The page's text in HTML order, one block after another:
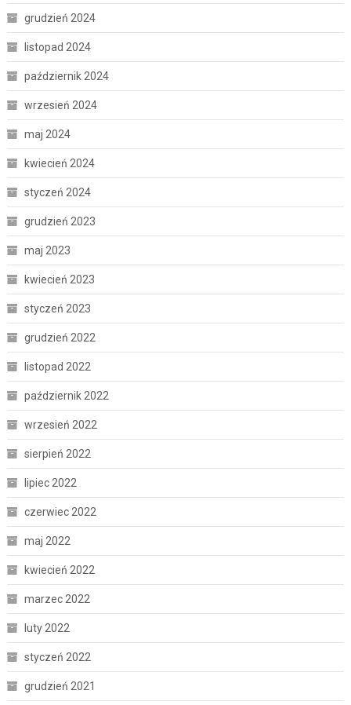
grudzień 2024
listopad 2024
październik 2024
wrzesień 2024
maj 2024
kwiecień 2024
styczeń 2024
grudzień 2023
maj 2023
kwiecień 2023
styczeń 2023
grudzień 2022
listopad 2022
październik 2022
wrzesień 2022
sierpień 2022
lipiec 2022
czerwiec 2022
maj 2022
kwiecień 2022
marzec 2022
luty 2022
styczeń 2022
grudzień 2021